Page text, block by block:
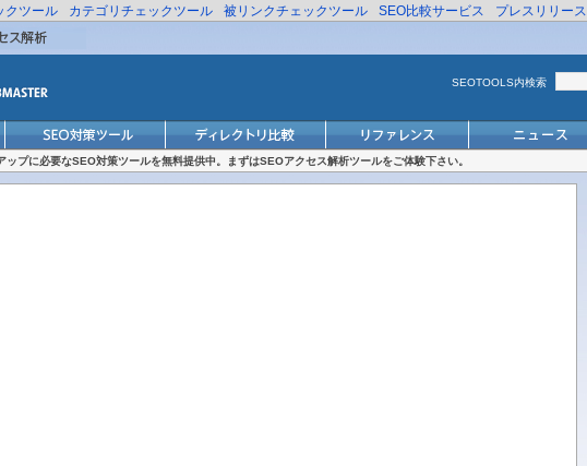
クツール カテゴリチェックツール 被リンクチェックツール SEO比較サービス プレスリリース
SEOTOOLS内検索
プに必要なSEO対策ツールを無料提供中。まずはSEOアクセス解析ツールをご体験下さい。